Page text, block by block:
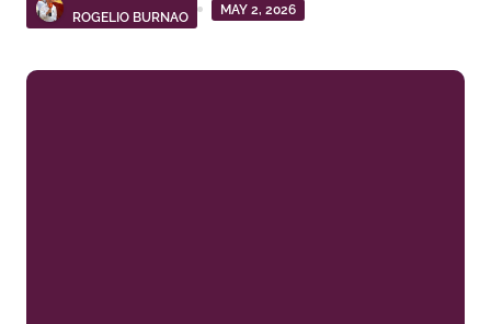
ROGELIO BURNAO
MAY 2, 2026